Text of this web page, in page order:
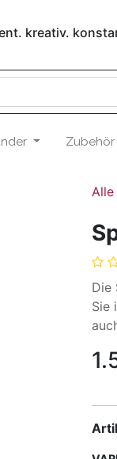
kreativ.
Zubehör
Die
Sie